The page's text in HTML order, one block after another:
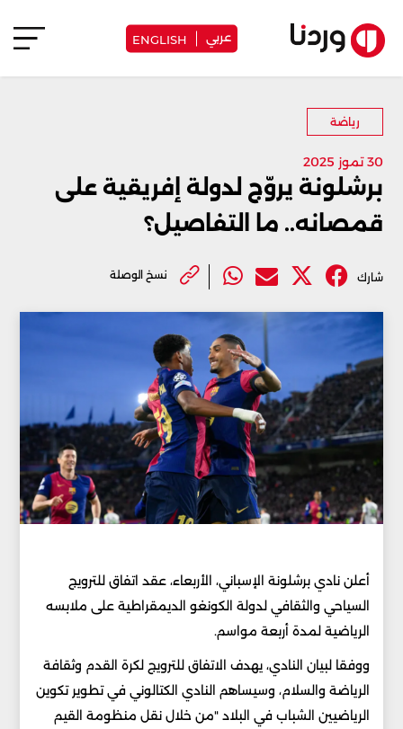
عربي ENGLISH
رياضة
30 تموز 2025
برشلونة يروّج لدولة إفريقية على
قمصانه.. ما التفاصيل؟
شارك نسخ الوصلة
أعلن نادي برشلونة الإسباني، الأربعاء، عقد اتفاق للترويج
السياحي والثقافي لدولة الكونغو الديمقراطية على ملابسه
الرياضية لمدة أربعة مواسم.
ووفقا لبيان النادي، يهدف الاتفاق للترويج لكرة القدم وثقافة
الرياضة والسلام، وسيساهم النادي الكتالوني في تطوير تكوين
الرياضيين الشباب في البلاد "من خلال نقل منظومة القيم